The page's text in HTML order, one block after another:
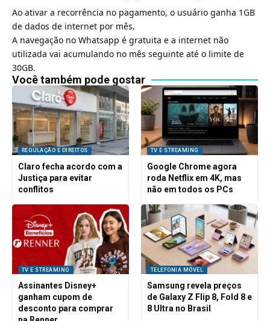
Ao ativar a recorrência no pagamento, o usuário ganha 1GB
de dados de internet por mês.
A navegação no Whatsapp é gratuita e a internet não
utilizada vai acumulando no mês seguinte até o limite de
30GB.
Você também pode gostar
REGULAÇÃO E DIREITOS
Claro fecha acordo com a
Justiça para evitar
conflitos
TV E STREAMING
Google Chrome agora
roda Netflix em 4K, mas
não em todos os PCs
TV E STREAMING
Assinantes Disney+
ganham cupom de
desconto para comprar
TELEFONIA MÓVEL
Samsung revela preços
de Galaxy Z Flip 8, Fold 8 e
8 Ultra no Brasil